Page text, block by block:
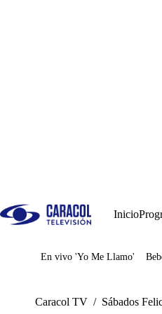
Inicio
Juegos
En vivo 'Yo Me Llamo'
Caracol TV / Sábados